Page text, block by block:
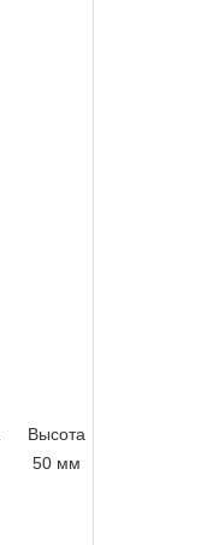
Высота
50 мм